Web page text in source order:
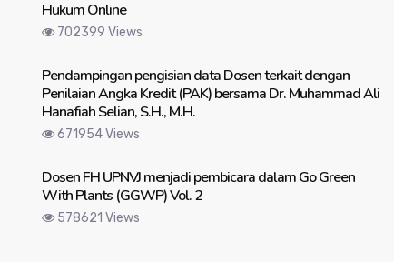
Hukum Online
702399 Views
Pendampingan pengisian data Dosen terkait dengan
Penilaian Angka Kredit (PAK) bersama Dr. Muhammad Ali
Hanafiah Selian, S.H., M.H.
671954 Views
Dosen FH UPNVJ menjadi pembicara dalam Go Green
With Plants (GGWP) Vol. 2
578621 Views